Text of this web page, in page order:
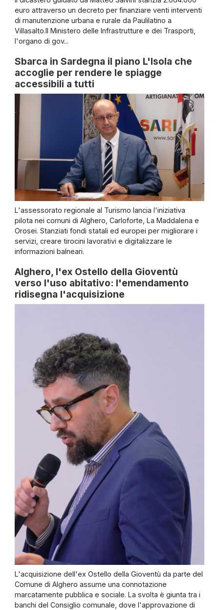
euro attraverso un decreto per finanziare venti interventi
di manutenzione urbana e rurale da Paulilatino a
Villasalto.Il Ministero delle Infrastrutture e dei Trasporti,
l'organo di gov...
Sbarca in Sardegna il piano L'Isola che
accoglie per rendere le spiagge
accessibili a tutti
L'assessorato regionale al Turismo lancia l'iniziativa
pilota nei comuni di Alghero, Carloforte, La Maddalena e
Orosei. Stanziati fondi statali ed europei per migliorare i
servizi, creare tirocini lavorativi e digitalizzare le
informazioni balneari.
Alghero, l'ex Ostello della Gioventù
verso l'uso abitativo: l'emendamento
ridisegna l'acquisizione
L'acquisizione dell'ex Ostello della Gioventù da parte del
Comune di Alghero assume una connotazione
marcatamente pubblica e sociale. La svolta è giunta tra i
banchi del Consiglio comunale, dove l'approvazione di